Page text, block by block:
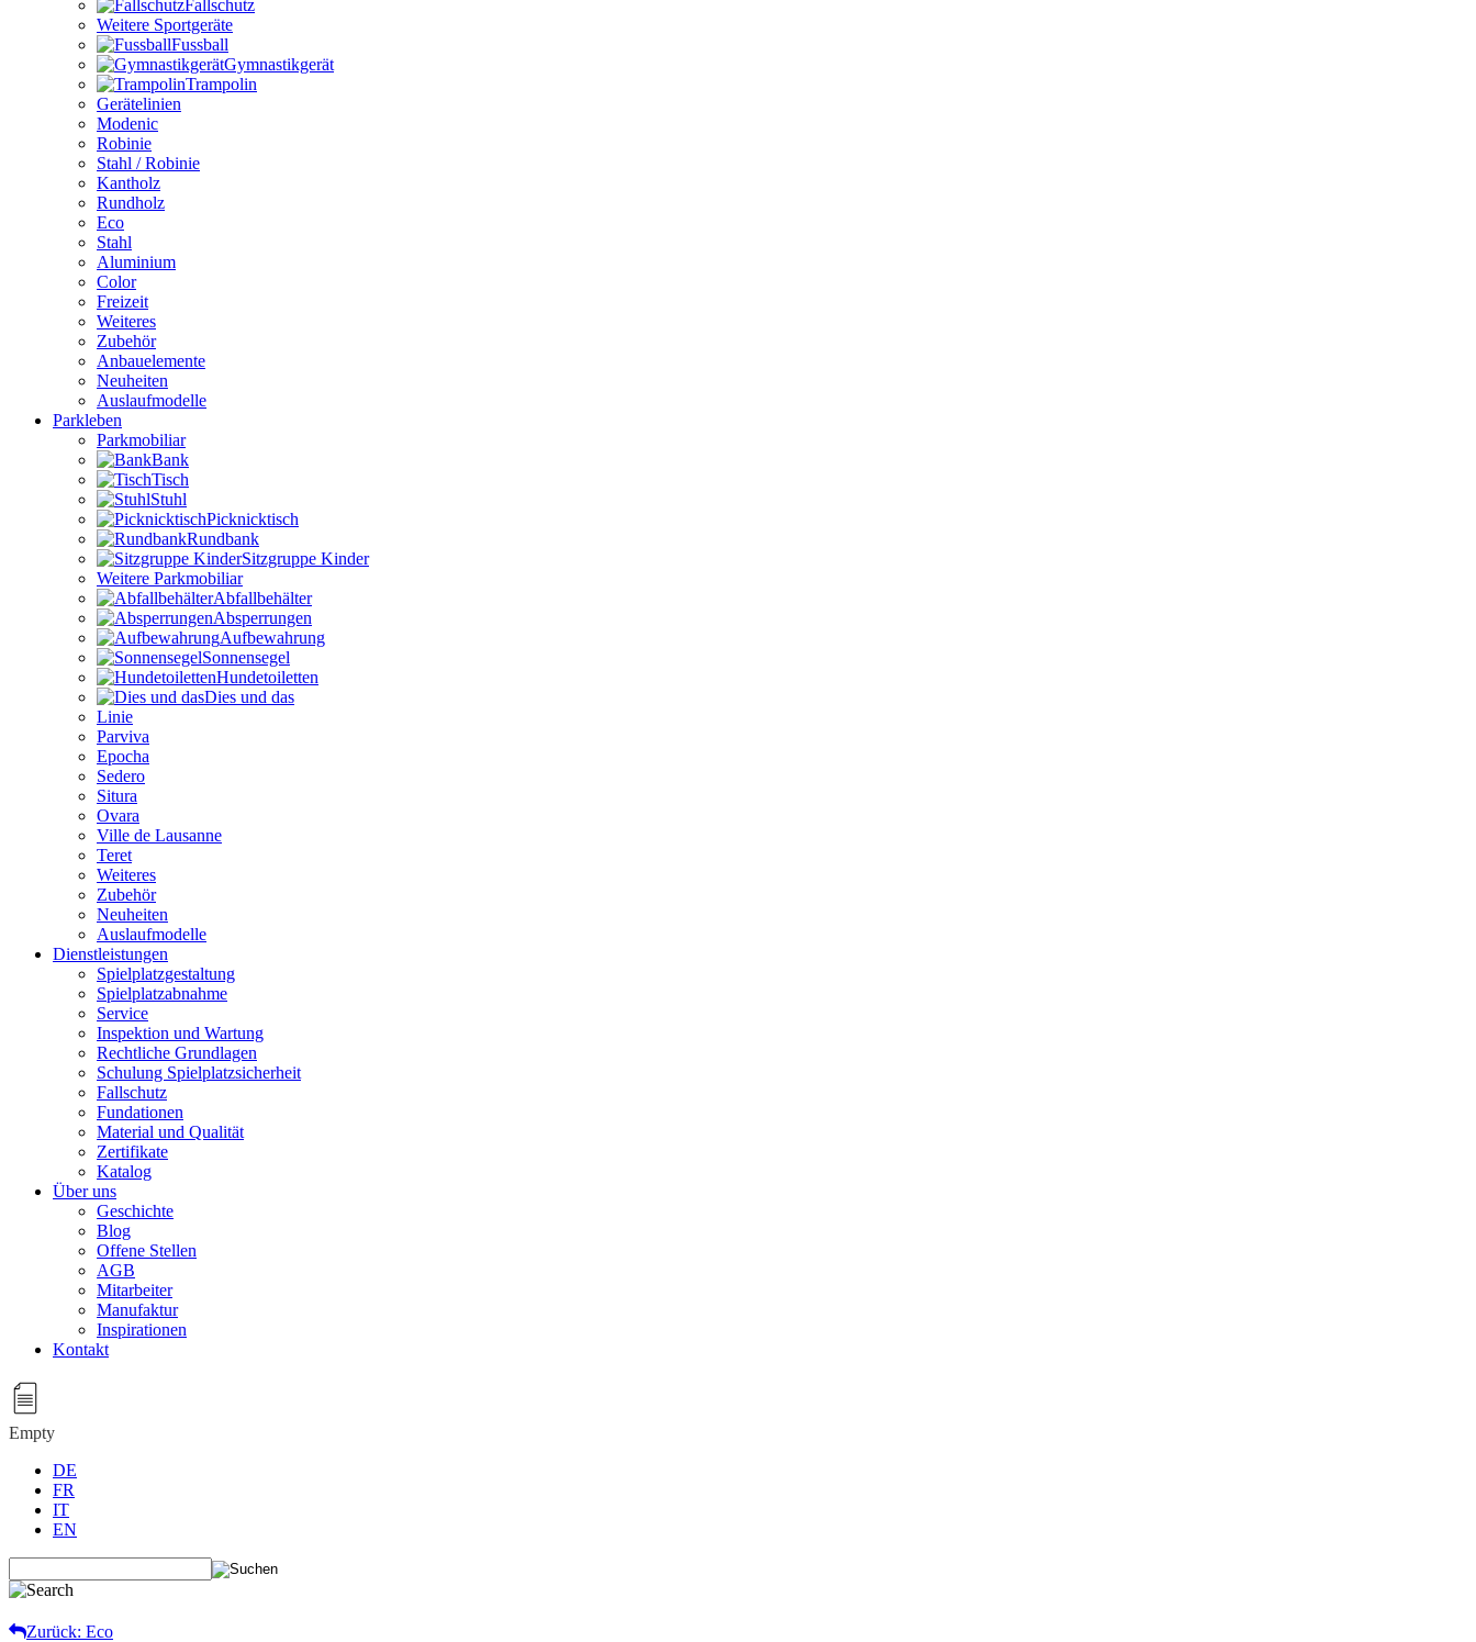
Fallschutz
Weitere Sportgeräte
Fussball
Gymnastikgerät
Trampolin
Gerätelinien
Modenic
Robinie
Stahl / Robinie
Kantholz
Rundholz
Eco
Stahl
Aluminium
Color
Freizeit
Weiteres
Zubehör
Anbauelemente
Neuheiten
Auslaufmodelle
Parkleben
Parkmobiliar
Bank
Tisch
Stuhl
Picknicktisch
Rundbank
Sitzgruppe Kinder
Weitere Parkmobiliar
Abfallbehälter
Absperrungen
Aufbewahrung
Sonnensegel
Hundetoiletten
Dies und das
Linie
Parviva
Epocha
Sedero
Situra
Ovara
Ville de Lausanne
Teret
Weiteres
Zubehör
Neuheiten
Auslaufmodelle
Dienstleistungen
Spielplatzgestaltung
Spielplatzabnahme
Service
Inspektion und Wartung
Rechtliche Grundlagen
Schulung Spielplatzsicherheit
Fallschutz
Fundationen
Material und Qualität
Zertifikate
Katalog
Über uns
Geschichte
Blog
Offene Stellen
AGB
Mitarbeiter
Manufaktur
Inspirationen
Kontakt
Empty
DE
FR
IT
EN
Zurück: Eco